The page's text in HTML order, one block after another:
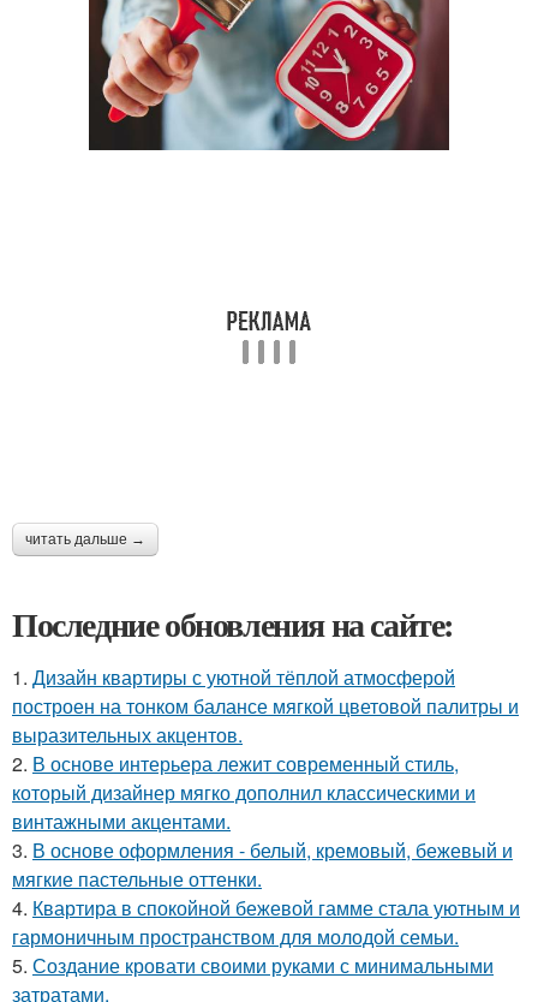
читать дальше →
Последние обновления на сайте:
1. Дизайн квартиры с уютной тёплой атмосферой
построен на тонком балансе мягкой цветовой палитры и
выразительных акцентов.
2. В основе интерьера лежит современный стиль,
который дизайнер мягко дополнил классическими и
винтажными акцентами.
3. В основе оформления - белый, кремовый, бежевый и
мягкие пастельные оттенки.
4. Квартира в спокойной бежевой гамме стала уютным и
гармоничным пространством для молодой семьи.
5. Создание кровати своими руками с минимальными
затратами.